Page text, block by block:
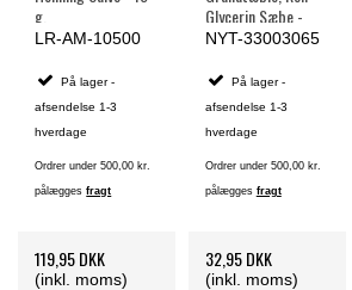
g.
LR-AM-10500
På lager -
afsendelse 1-3
hverdage
Ordrer under 500,00 kr.
pålæggesfragt
119,95 DKK
(inkl. moms)
Glycerin Sæbe -
100 g.
NYT-33003065
På lager -
afsendelse 1-3
hverdage
Ordrer under 500,00 kr.
pålægges fragt
32,95 DKK
(inkl. moms)